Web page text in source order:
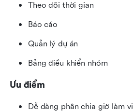
Theo dõi thời gian
Báo cáo
Quản lý dự án
Bảng điều khiển nhóm
Ưu điểm
Dễ dàng phân chia giờ làm